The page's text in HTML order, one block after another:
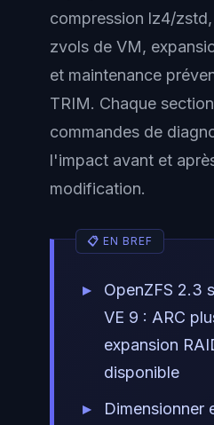
compression lz4/
zvols de VM,
et maintenance
TRIM. Chaque
commandes de
l'impact avant et
modification.
OpenZFS 2.3
VE 9 : ARC
expansion
disponible
Dimensionner